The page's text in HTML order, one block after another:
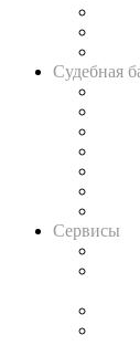
Судебная
Сервисы